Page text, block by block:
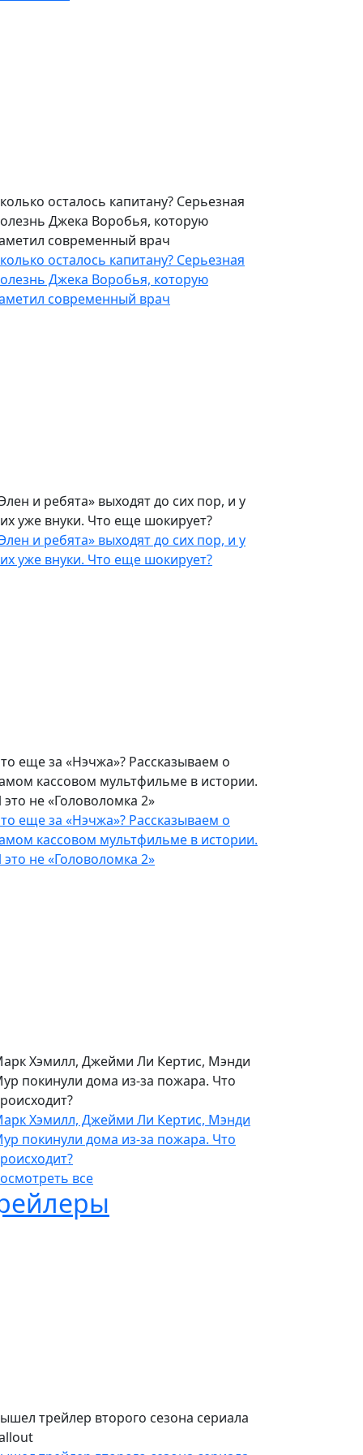
осталось капитану? Серьезная
Джека Воробья, которую
современный врач
осталось капитану? Серьезная
Джека Воробья, которую
современный врач
и ребята» выходят до сих пор, и у
уже внуки. Что еще шокирует?
и ребята» выходят до сих пор, и у
уже внуки. Что еще шокирует?
еще за «Нэчжа»? Рассказываем о
кассовом мультфильме в истории.
не «Головоломка 2»
еще за «Нэчжа»? Рассказываем о
кассовом мультфильме в истории.
не «Головоломка 2»
Хэмилл, Джейми Ли Кертис, Мэнди
покинули дома из-за пожара. Что
Хэмилл, Джейми Ли Кертис, Мэнди
покинули дома из-за пожара. Что
все
трейлер второго сезона сериала